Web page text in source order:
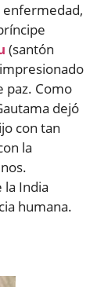
enfermedad,
(santón
paz. Como
dejó
con tan
la
la India
humana.